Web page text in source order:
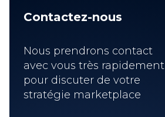
Contactez-nous
Nous prendrons contact
avec vous très rapidement
pour discuter de votre
stratégie marketplace